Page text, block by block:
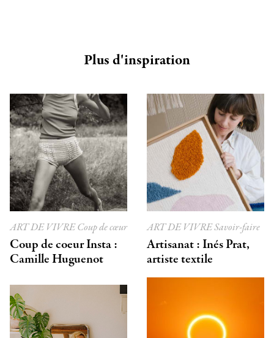
Plus d'inspiration
ART DE VIVRECoup de cœur
Coup de coeur Insta :
Camille Huguenot
ART DE VIVRESavoir-faire
Artisanat : Inés Prat,
artiste textile